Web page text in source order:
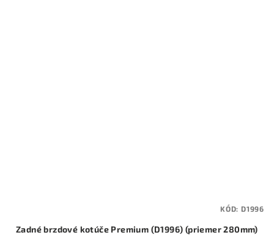
Zadné brzdové kotúče Premium (D1996) (priemer 280mm)
KÓD: D1996